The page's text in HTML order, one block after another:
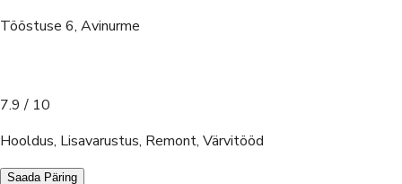
Tööstuse 6, Avinurme
7.9 / 10
Hooldus, Lisavarustus, Remont, Värvitööd
Saada Päring